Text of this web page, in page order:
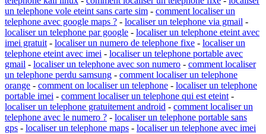
un telephone vole eteint sans carte sim - comment localiser un
telephone avec google maps ? - localiser un telephone via gmail -
localiser un telephone par google - localiser un telephone eteint avec
imei gratuit - localiser un numero de telephone fixe - localiser un
telephone eteint avec imei - localiser un telephone portable avec
gmail - localiser un telephone avec son numero - comment localiser
un telephone perdu samsung - comment localiser un telephone
orange - comment on localiser un telephone - localiser un telephone
portable imei - comment localiser un telephone qui est eteint -
localiser un telephone gratuitement android - comment localiser un
telephone avec le numero ? - localiser un telephone portable sans
gps - localiser un telephone maps - localiser un telephone avec imei